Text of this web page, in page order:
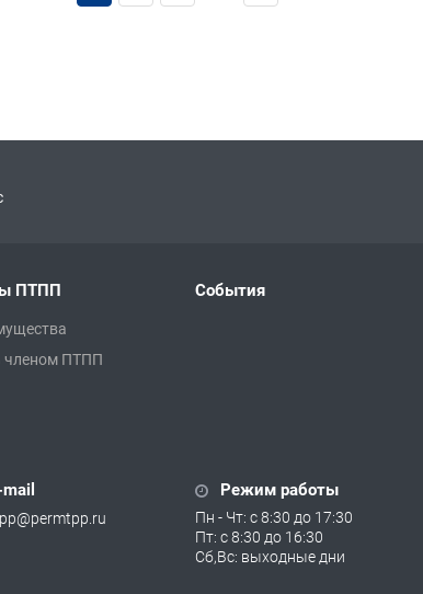
ПТПП
членом ПТПП
События
mail Режим работы
Пн - Чт: с 8:30 до 17:30
Пт: с 8:30 до 16:30
Сб,Вс: выходные дни